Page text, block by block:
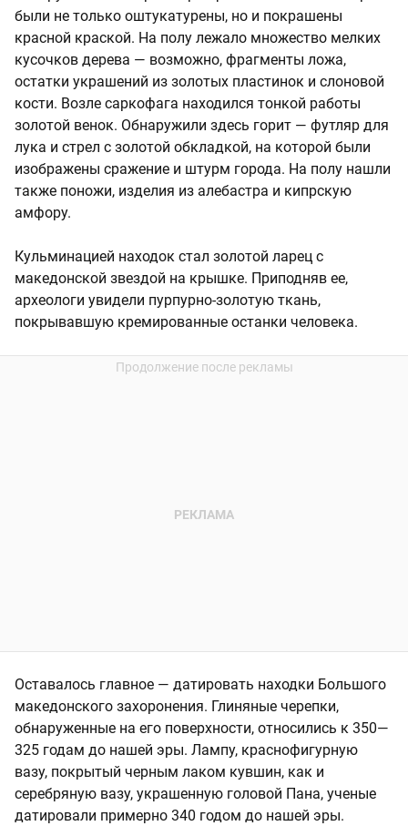
были не только оштукатурены, но и покрашены
красной краской. На полу лежало множество мелких
кусочков дерева — возможно, фрагменты ложа,
остатки украшений из золотых пластинок и слоновой
кости. Возле саркофага находился тонкой работы
золотой венок. Обнаружили здесь горит — футляр для
лука и стрел с золотой обкладкой, на которой были
изображены сражение и штурм города. На полу нашли
также поножи, изделия из алебастра и кипрскую
амфору.
Кульминацией находок стал золотой ларец с
македонской звездой на крышке. Приподняв ее,
археологи увидели пурпурно-золотую ткань,
покрывавшую кремированные останки человека.
Оставалось главное — датировать находки Большого
македонского захоронения. Глиняные черепки,
обнаруженные на его поверхности, относились к 350—
325 годам до нашей эры. Лампу, краснофигурную
вазу, покрытый черным лаком кувшин, как и
серебряную вазу, украшенную головой Пана, ученые
датировали примерно 340 годом до нашей эры.